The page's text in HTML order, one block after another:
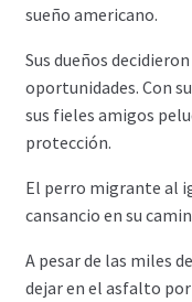
sueño americano.
Sus dueños
oportunidades. Con
sus fieles amigos
protección.
El perro migrante al
cansancio en su
A pesar de las miles
dejar en el asfalto por